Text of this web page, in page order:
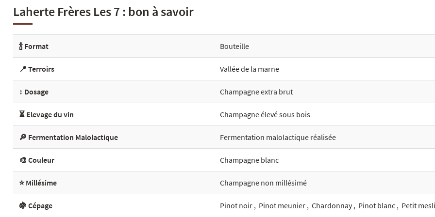
Laherte Frères Les 7 : bon à savoir
🍾 Format Bouteille
📍 Terroirs Vallée de la marne
↕️ Dosage Champagne extra brut
⏳ Elevage du vin Champagne élevé sous bois
🔎 Fermentation Malolactique Fermentation malolactique réalisée
🎨 Couleur Champagne blanc
⭐ Millésime Champagne non millésimé
🍇 Cépage Pinot noir , Pinot meunier , Chardonnay, Pinot blanc , Petit